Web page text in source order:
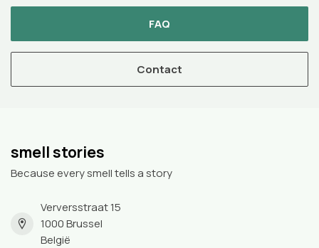
FAQ
Contact
smell stories
Because every smell tells a story
Verversstraat 15
1000 Brussel
België